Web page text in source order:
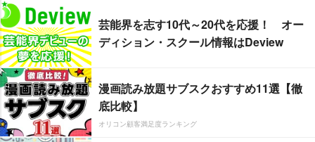
芸能界を志す10代～20代を応援！ オー
ディション・スクール情報はDeview
漫画読み放題サブスクおすすめ11選【徹
底比較】
オリコン顧客満足度ランキング